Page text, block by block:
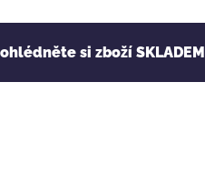
si zboží SKLADEM